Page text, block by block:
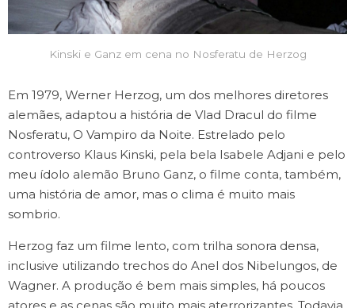
Kinski e Ganz em cena no Nosferatu de Herzog
Em 1979, Werner Herzog, um dos melhores diretores
alemães, adaptou a história de Vlad Dracul do filme
Nosferatu, O Vampiro da Noite. Estrelado pelo
controverso Klaus Kinski, pela bela Isabele Adjani e pelo
meu ídolo alemão Bruno Ganz, o filme conta, também,
uma história de amor, mas o clima é muito mais
sombrio.
Herzog faz um filme lento, com trilha sonora densa,
inclusive utilizando trechos do Anel dos Nibelungos, de
Wagner. A produção é bem mais simples, há poucos